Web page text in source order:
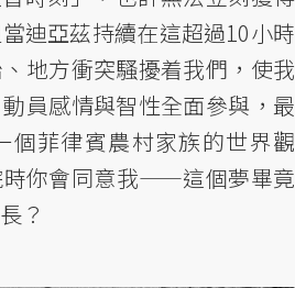
迪亞茲持續在這超過10小時
地方衝突騷擾着我們，使我
員感情與智性全面參與，最
個菲律賓農村家族的世界觀
時你會同意我——這個夢畢竟
？